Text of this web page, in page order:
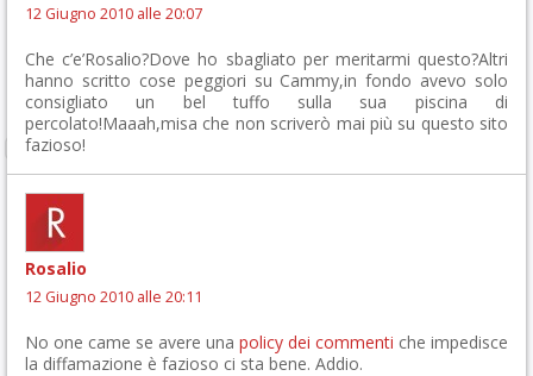
12 Giugno 2010 alle 20:07
Che c’e’Rosalio?Dove ho sbagliato per meritarmi questo?Altri
hanno scritto cose peggiori su Cammy,in fondo avevo solo
consigliato un bel tuffo sulla sua piscina di
percolato!Maaah,misa che non scriverò mai più su questo sito
fazioso!
Rosalio
12 Giugno 2010 alle 20:11
No one came se avere una policy dei commenti che impedisce
la diffamazione è fazioso ci sta bene. Addio.